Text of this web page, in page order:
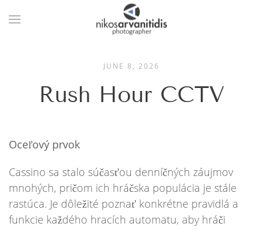
JUNE 8, 2026
Rush Hour CCTV
Oceľový prvok
Cassino sa stalo súčasťou denníčných záujmov
mnohých, pričom ich hráčska populácia je stále
rastúca. Je dôležité poznať konkrétne pravidlá a
funkcie každého hracích automatu, aby hráči